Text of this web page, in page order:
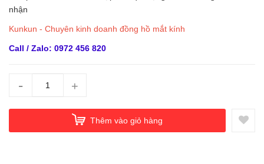
nhận
Kunkun - Chuyên kinh doanh đồng hồ mắt kính
Call / Zalo: 0972 456 820
- +
Thêm vào giỏ hàng